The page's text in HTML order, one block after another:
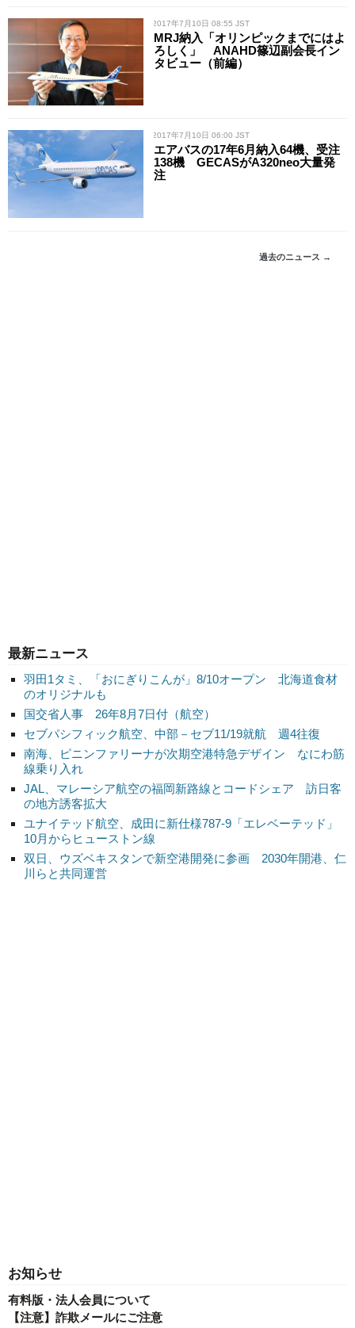
/ 2017年7月10日 08:55 JST
MRJ納入「オリンピックまでにはよ
ろしく」 ANAHD篠辺副会長イン
タビュー（前編）
/ 2017年7月10日 06:00 JST
エアバスの17年6月納入64機、受注
138機 GECASがA320neo大量発
注
過去のニュース →
最新ニュース
羽田1タミ、「おにぎりこんが」8/10オープン 北海道食材
のオリジナルも
国交省人事 26年8月7日付（航空）
セブパシフィック航空、中部－セブ11/19就航 週4往復
南海、ピニンファリーナが次期空港特急デザイン なにわ筋
線乗り入れ
JAL、マレーシア航空の福岡新路線とコードシェア 訪日客
の地方誘客拡大
ユナイテッド航空、成田に新仕様787-9「エレベーテッド」
10月からヒューストン線
双日、ウズベキスタンで新空港開発に参画 2030年開港、仁
川らと共同運営
お知らせ
有料版・法人会員について
【注意】詐欺メールにご注意